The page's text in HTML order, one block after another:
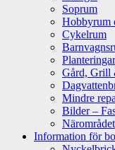
Soprum
Hobbyrum
Cykelrum
Planteringar
Gård, Grill
Mindre
Bilder –
Närområdet
Information för